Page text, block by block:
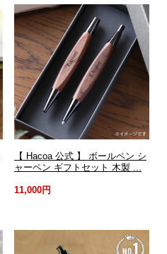
【 Hacoa 公式 】 ボールペン シ
ャーペン ギフトセット 木製 ...
11,000円